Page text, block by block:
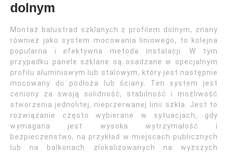
dolnym
Montaż balustrad szklanych z profilem dolnym, znany
również jako system mocowania liniowego, to kolejna
popularna i efektywna metoda instalacji. W tym
przypadku panele szklane są osadzane w specjalnym
profilu aluminiowym lub stalowym, który jest następnie
mocowany do podłoża lub ściany. Ten system jest
ceniony za swoją solidność, stabilność i możliwość
stworzenia jednolitej, nieprzerwanej linii szkła. Jest to
rozwiązanie często wybierane w sytuacjach, gdy
wymagana jest wysoka wytrzymałość i
bezpieczeństwo, na przykład w miejscach publicznych
lub na balkonach zlokalizowanych na wyższych